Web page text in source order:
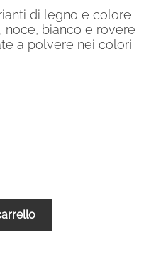
di legno e colore
noce, bianco e rovere
a polvere nei colori